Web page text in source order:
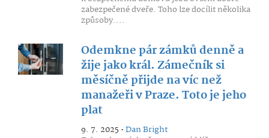
zabezpečené dveře. Toho lze docílit několika
způsoby....
Odemkne pár zámků denně a
žije jako král. Zámečník si
měsíčně přijde na víc než
manažeři v Praze. Toto je jeho
plat
9. 7. 2025 •Dan Bright